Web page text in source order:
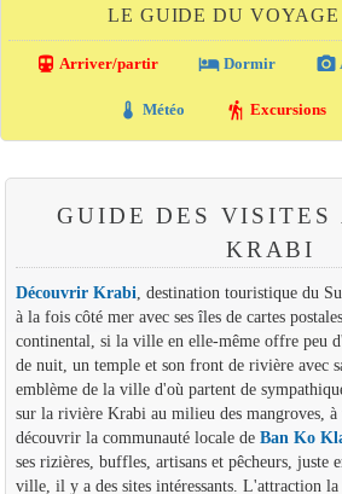
LE GUIDE DU
directions_transit Arriver/partir local_hotel Dormir photo_camera
thermostat Météo hiking Excursions
GUIDE DES VISITES
KRABI
Découvrir Krabi , destination touristique du
à la fois côté mer avec ses îles de cartes
continental, si la ville en elle-même offre peu
de nuit, un temple et son front de rivière avec
emblème de la ville d'où partent de
sur la rivière Krabi au milieu des mangroves, à
découvrir la communauté locale de Ban Ko
ses rizières, buffles, artisans et pêcheurs, juste
ville, il y a des sites intéressants. L'attraction la